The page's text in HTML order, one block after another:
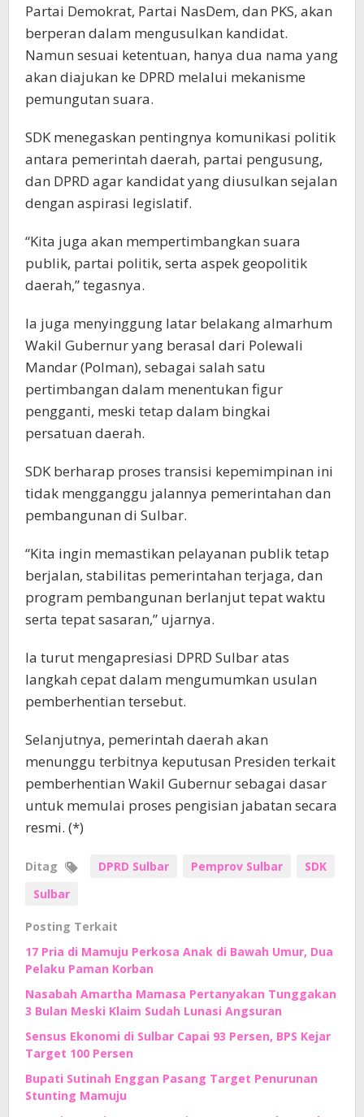
Partai Demokrat, Partai NasDem, dan PKS, akan
berperan dalam mengusulkan kandidat.
Namun sesuai ketentuan, hanya dua nama yang
akan diajukan ke DPRD melalui mekanisme
pemungutan suara.
SDK menegaskan pentingnya komunikasi politik
antara pemerintah daerah, partai pengusung,
dan DPRD agar kandidat yang diusulkan sejalan
dengan aspirasi legislatif.
“Kita juga akan mempertimbangkan suara
publik, partai politik, serta aspek geopolitik
daerah,” tegasnya.
Ia juga menyinggung latar belakang almarhum
Wakil Gubernur yang berasal dari Polewali
Mandar (Polman), sebagai salah satu
pertimbangan dalam menentukan figur
pengganti, meski tetap dalam bingkai
persatuan daerah.
SDK berharap proses transisi kepemimpinan ini
tidak mengganggu jalannya pemerintahan dan
pembangunan di Sulbar.
“Kita ingin memastikan pelayanan publik tetap
berjalan, stabilitas pemerintahan terjaga, dan
program pembangunan berlanjut tepat waktu
serta tepat sasaran,” ujarnya.
Ia turut mengapresiasi DPRD Sulbar atas
langkah cepat dalam mengumumkan usulan
pemberhentian tersebut.
Selanjutnya, pemerintah daerah akan
menunggu terbitnya keputusan Presiden terkait
pemberhentian Wakil Gubernur sebagai dasar
untuk memulai proses pengisian jabatan secara
resmi. (*)
Ditag DPRD Sulbar Pemprov Sulbar
SDK
Sulbar
Posting Terkait
17 Pria di Mamuju Perkosa Anak di Bawah Umur, Dua
Pelaku Paman Korban
Nasabah Amartha Mamasa Pertanyakan Tunggakan
3 Bulan Meski Klaim Sudah Lunasi Angsuran
Sensus Ekonomi di Sulbar Capai 93 Persen, BPS Kejar
Target 100 Persen
Bupati Sutinah Enggan Pasang Target Penurunan
Stunting Mamuju